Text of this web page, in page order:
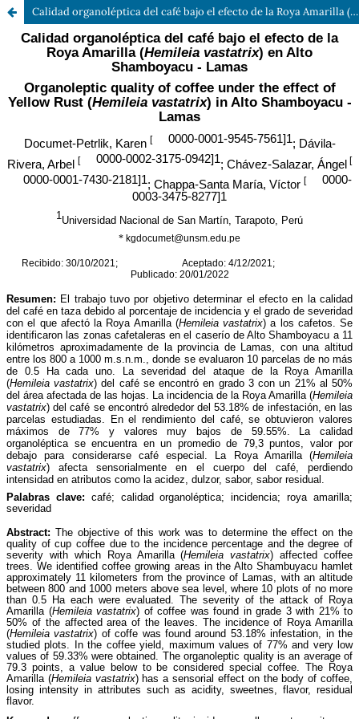
Calidad organoléptica del café bajo el efecto de la Roya Amarilla (Hemileia vastatrix) en Alto Shamboyacu - Lamas